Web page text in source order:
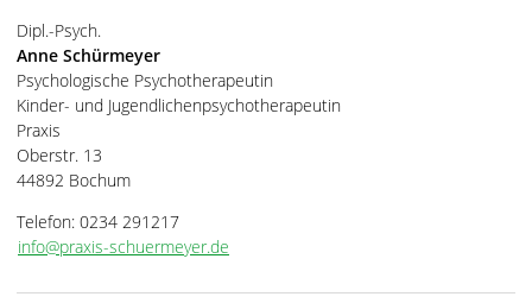
Dipl.-Psych.
Anne Schürmeyer
Psychologische Psychotherapeutin
Kinder- und Jugendlichenpsychotherapeutin
Praxis
Oberstr. 13
44892 Bochum
Telefon: 0234 291217
info@praxis-schuermeyer.de